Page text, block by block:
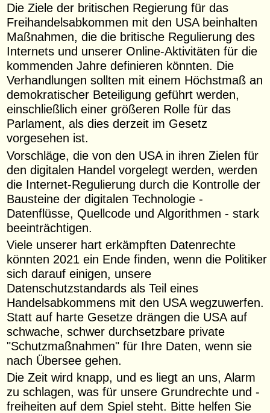
Die Ziele der britischen Regierung für das
Freihandelsabkommen mit den USA beinhalten
Maßnahmen, die die britische Regulierung des
Internets und unserer Online-Aktivitäten für die
kommenden Jahre definieren könnten. Die
Verhandlungen sollten mit einem Höchstmaß an
demokratischer Beteiligung geführt werden,
einschließlich einer größeren Rolle für das
Parlament, als dies derzeit im Gesetz
vorgesehen ist.
Vorschläge, die von den USA in ihren Zielen für
den digitalen Handel vorgelegt werden, werden
die Internet-Regulierung durch die Kontrolle der
Bausteine der digitalen Technologie -
Datenflüsse, Quellcode und Algorithmen - stark
beeinträchtigen.
Viele unserer hart erkämpften Datenrechte
könnten 2021 ein Ende finden, wenn die Politiker
sich darauf einigen, unsere
Datenschutzstandards als Teil eines
Handelsabkommens mit den USA wegzuwerfen.
Statt auf harte Gesetze drängen die USA auf
schwache, schwer durchsetzbare private
"Schutzmaßnahmen" für Ihre Daten, wenn sie
nach Übersee gehen.
Die Zeit wird knapp, und es liegt an uns, Alarm
zu schlagen, was für unsere Grundrechte und -
freiheiten auf dem Spiel steht. Bitte helfen Sie